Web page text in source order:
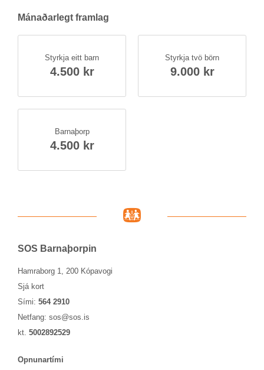
Mán­að­ar­legt fram­lag
Styrkja eitt barn
4.500 kr
Styrkja tvö börn
9.000 kr
Barna­þorp
4.500 kr
SOS Barna­þorp­in
Hamraborg 1, 200 Kópavogi
Sjá kort
Sími: 564 2910
Netfang: sos@sos.is
kt. 5002892529
Opn­un­ar­tími